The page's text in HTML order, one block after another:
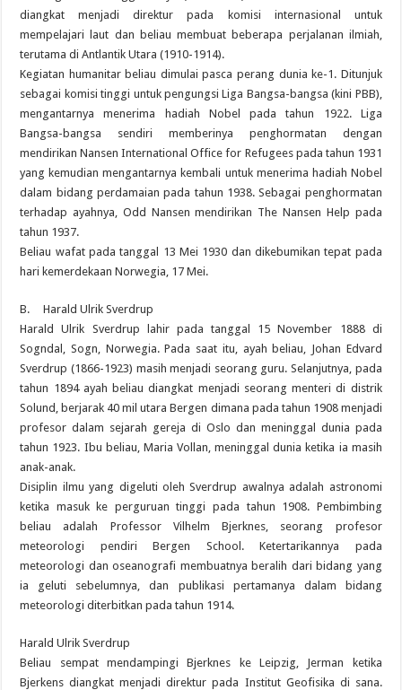
diangkat menjadi direktur pada komisi internasional untuk
mempelajari laut dan beliau membuat beberapa perjalanan ilmiah,
terutama di Antlantik Utara (1910-1914).
Kegiatan humanitar beliau dimulai pasca perang dunia ke-1. Ditunjuk
sebagai komisi tinggi untuk pengungsi Liga Bangsa-bangsa (kini PBB),
mengantarnya menerima hadiah Nobel pada tahun 1922. Liga
Bangsa-bangsa sendiri memberinya penghormatan dengan
mendirikan Nansen International Office for Refugees pada tahun 1931
yang kemudian mengantarnya kembali untuk menerima hadiah Nobel
dalam bidang perdamaian pada tahun 1938. Sebagai penghormatan
terhadap ayahnya, Odd Nansen mendirikan The Nansen Help pada
tahun 1937.
Beliau wafat pada tanggal 13 Mei 1930 dan dikebumikan tepat pada
hari kemerdekaan Norwegia, 17 Mei.
B. Harald Ulrik Sverdrup
Harald Ulrik Sverdrup lahir pada tanggal 15 November 1888 di
Sogndal, Sogn, Norwegia. Pada saat itu, ayah beliau, Johan Edvard
Sverdrup (1866-1923) masih menjadi seorang guru. Selanjutnya, pada
tahun 1894 ayah beliau diangkat menjadi seorang menteri di distrik
Solund, berjarak 40 mil utara Bergen dimana pada tahun 1908 menjadi
profesor dalam sejarah gereja di Oslo dan meninggal dunia pada
tahun 1923. Ibu beliau, Maria Vollan, meninggal dunia ketika ia masih
anak-anak.
Disiplin ilmu yang digeluti oleh Sverdrup awalnya adalah astronomi
ketika masuk ke perguruan tinggi pada tahun 1908. Pembimbing
beliau adalah Professor Vilhelm Bjerknes, seorang profesor
meteorologi pendiri Bergen School. Ketertarikannya pada
meteorologi dan oseanografi membuatnya beralih dari bidang yang
ia geluti sebelumnya, dan publikasi pertamanya dalam bidang
meteorologi diterbitkan pada tahun 1914.
Harald Ulrik Sverdrup
Beliau sempat mendampingi Bjerknes ke Leipzig, Jerman ketika
Bjerkens diangkat menjadi direktur pada Institut Geofisika di sana.